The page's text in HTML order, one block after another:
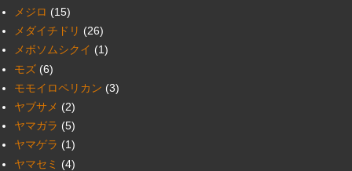
メジロ (15)
メダイチドリ (26)
メボソムシクイ (1)
モズ (6)
モモイロペリカン (3)
ヤブサメ (2)
ヤマガラ (5)
ヤマゲラ (1)
ヤマセミ (4)